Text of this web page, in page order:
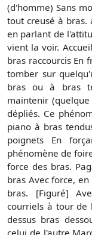
(d'homme) Sans
tout creusé à bras.
en parlant de
vient la voir.
bras raccourcis En
tomber sur
bras ou à bras
maintenir
dépliés. Ce
piano à bras
poignets En
phénomène de
force des bras.
bras Avec force,
bras. [Figuré]
courriels à tour de
dessus bras
celui de